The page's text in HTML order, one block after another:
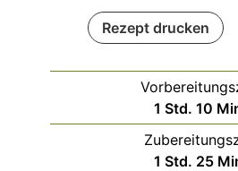
Rezept drucken
1 Stunde
Std. 10
1 Stunde
Std. 25